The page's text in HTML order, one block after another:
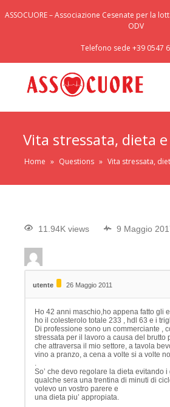
ASSOCUORE – Associazione Cesenate per la
ODV
Telefono sede +39 0547
Vita stressata, dieta
Home » Questions » Vita stressata,
11.94K views 9 Maggio
utente 26 Maggio 2011
Ho 42 anni maschio,ho appena fatto gli
ho il colesterolo totale 233 , hdl 63 e i
Di professione sono un commerciante ,
stressata per il lavoro a causa del brutto
che attraversa il mio settore, a tavola
vino a pranzo, a cena a volte si a volte
.
So’ che devo regolare la dieta evitando i
qualche sera una trentina di minuti di
volevo un vostro parere e
una dieta piu’ appropiata.